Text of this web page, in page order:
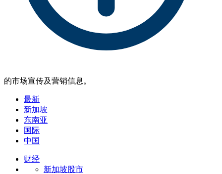
的市场宣传及营销信息。
最新
新加坡
东南亚
国际
中国
财经
新加坡股市